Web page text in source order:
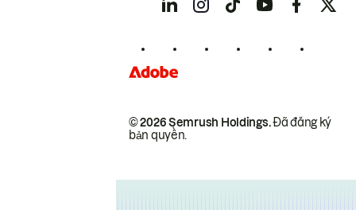
© 2026 Semrush Holdings.Đã đăng ký
bản quyền.